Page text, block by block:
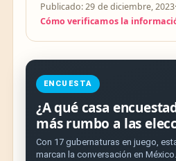
Publicado: 29 de diciembre, 2023·
Cómo verificamos la
ENCUESTA
¿A qué casa
más rumbo a las
Con 17 gubernaturas en juego,
marcan la conversación en México.